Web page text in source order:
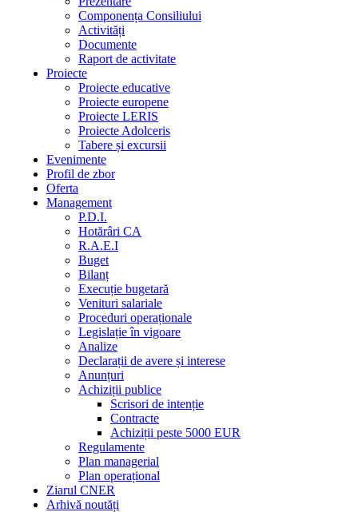
Componența Consiliului
Activități
Documente
Raport de activitate
Proiecte
Proiecte educative
Proiecte europene
Proiecte LERIS
Proiecte Adolceris
Tabere și excursii
Evenimente
Profil de zbor
Oferta
Management
P.D.I.
Hotărâri CA
R.A.E.I
Buget
Bilanț
Execuție bugetară
Venituri salariale
Proceduri operaționale
Legislație în vigoare
Analize
Declarații de avere și interese
Anunțuri
Achiziții publice
Scrisori de intenție
Contracte
Achiziții peste 5000 EUR
Regulamente
Plan managerial
Plan operațional
Ziarul CNER
Arhivă noutăți